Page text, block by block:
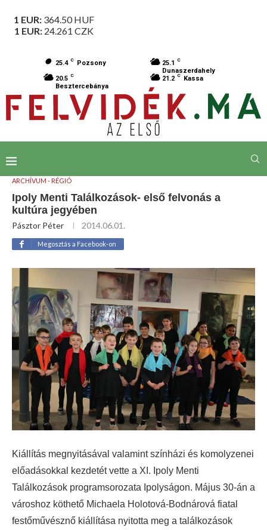
1 EUR: 364.50HUF
1 EUR: 24.261 CZK
25.4 C Pozsony 25.1 C
Dunaszerdahely
20.5 C
Besztercebánya
21.2 C Kassa
ARCHÍVUM - RÉGIÓ
Ipoly Menti Találkozások- első felvonás a
kultúra jegyében
Pásztor Péter 2014.06.01.
Megosztás a Facebook-on
Kiállítás megnyitásával valamint színházi és komolyzenei
előadásokkal kezdetét vette a XI. Ipoly Menti
Találkozások programsorozata Ipolyságon. Május 30-án a
városhoz köthető Michaela Holotová-Bodnárová fiatal
festőművésznő kiállítása nyitotta meg a találkozások